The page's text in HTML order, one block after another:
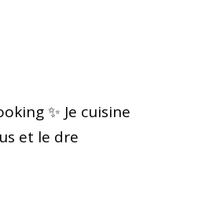
✨ Je cuisine
et le dre